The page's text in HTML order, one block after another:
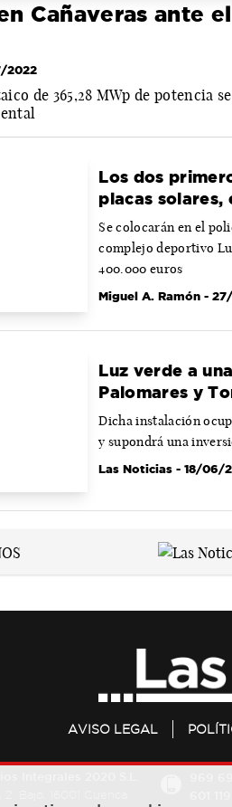
Cañaveras ante
2022
de 365,28 MWp de potencia
Los dos
placas solares,
Se colocarán en el
complejo deportivo
400.000 euros
Miguel A. Ramón -
Luz verde a
Palomares y
Dicha instalación
y supondrá una
Las Noticias - 18/06/
AVISO LEGAL